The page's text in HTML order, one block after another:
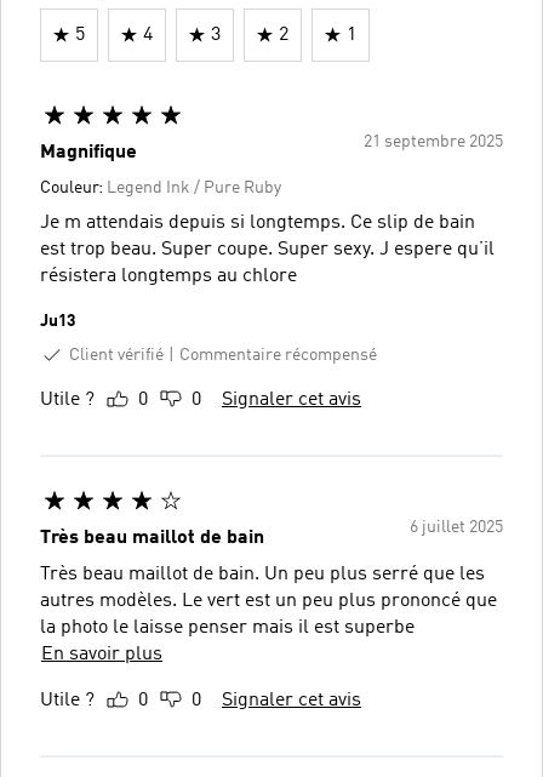
5 4 3 2 1
21 septembre 2025
Magnifique
Couleur: Legend Ink / Pure Ruby
Je m attendais depuis si longtemps. Ce slip de bain
est trop beau. Super coupe. Super sexy. J espere qu’il
résistera longtemps au chlore
Ju13
Client vérifié
Commentaire récompensé
Utile ? 0 0 Signaler cet avis
6 juillet 2025
Très beau maillot de bain
Très beau maillot de bain. Un peu plus serré que les
autres modèles. Le vert est un peu plus prononcé que
la photo le laisse penser mais il est superbe
En savoir plus
Utile ? 0 0 Signaler cet avis